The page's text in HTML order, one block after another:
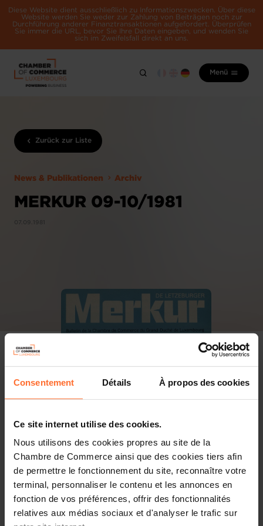
Consentement Détails À propos des cookies
Ce site internet utilise des cookies.
Nous utilisons des cookies propres au site de la
Chambre de Commerce ainsi que des cookies tiers afin
de permettre le fonctionnement du site, reconnaître votre
terminal, personnaliser le contenu et les annonces en
fonction de vos préférences, offrir des fonctionnalités
relatives aux médias sociaux et d'analyser le trafic sur
Diese Website dient ausschließlich zu Informationszwecken. Über diese
Website werden Sie weder zur Zahlung von Beiträgen noch zur
Durchführung anderer Finanztransaktionen aufgefordert. Überprüfen
Sie immer die URL, bevor Sie Ihre Daten eingeben, und wenden Sie
sich im Zweifelsfall direkt an uns.
Menü
Zurück zur Liste
News & Publikationen Archiv
MERKUR 09-10/1981
PDF, 20.9 MB